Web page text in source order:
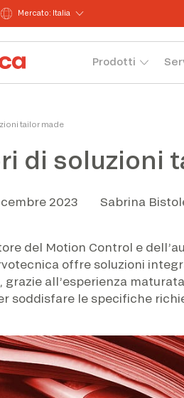
Mercato: Italia
Prodotti
tailor made
di soluzioni
2023 Sabrina
del Motion Control e
offre soluzioni
grazie all’esperienza
soddisfare le specifiche